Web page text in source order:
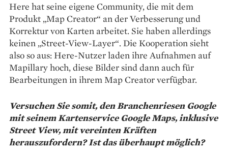
Here hat seine eigene Community, die mit dem
Produkt „Map Creator“ an der Verbesserung und
Korrektur von Karten arbeitet. Sie haben allerdings
keinen „Street-View-Layer“. Die Kooperation sieht
also so aus: Here-Nutzer laden ihre Aufnahmen auf
Mapillary hoch, diese Bilder sind dann auch für
Bearbeitungen in ihrem Map Creator verfügbar.
Versuchen Sie somit, den Branchenriesen Google
mit seinem Kartenservice Google Maps, inklusive
Street View, mit vereinten Kräften
herauszufordern? Ist das überhaupt möglich?